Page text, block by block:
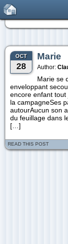
OCT
28
Marie
Author:
Marie se
enveloppant
encore enfant tout
la campagneSes
autourAucun son
du feuillage dans
[…]
READ THIS POST